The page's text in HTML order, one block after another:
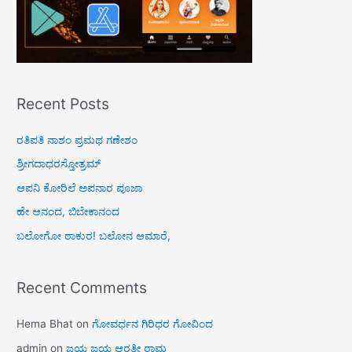
Recent Posts
ರತಿಪತಿ ನಾಶಂ ಪ್ರಮಥ ಗಣೇಶಂ
ಶ್ರೀಗದಾಧರಸ್ತೋತ್ರಮ್
ಆಪನಿ ಕೋರಿಲೆ ಅಪನಾರ ಪೂಜಾ
ಹೇ ಆನಂದ, ಬಿಬೇಕಾನಂದ
ಬಲೋಗೋ ಠಾಕುರ! ಬಲೋನ ಆಮಾರೆ,
Recent Comments
Hema Bhat onಗೋವರ್ಧನ ಗಿರಿಧರ ಗೋವಿಂದ
admin onಜಯ ಜಯ ಆರತೀ ರಾಮ